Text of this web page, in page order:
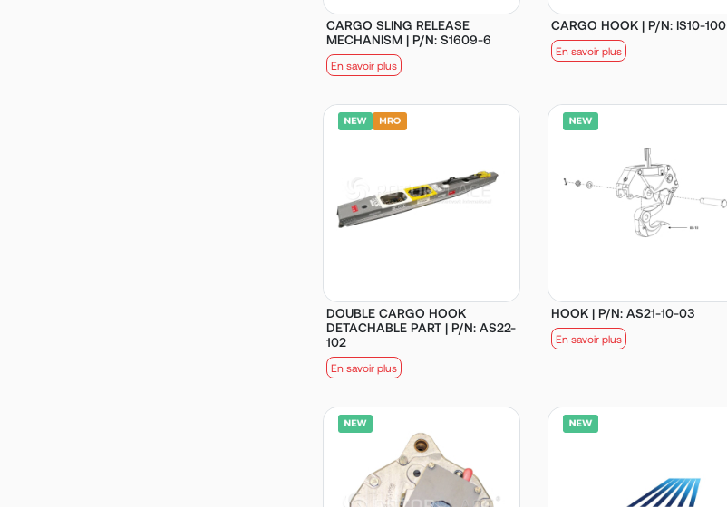
CARGO SLING RELEASE
MECHANISM | P/N: S1609-6
En savoir plus
CARGO HOOK | P/N: IS10-100
En savoir plus
DOUBLE CARGO HOOK
DETACHABLE PART | P/N: AS22-
102
En savoir plus
HOOK | P/N: AS21-10-03
En savoir plus